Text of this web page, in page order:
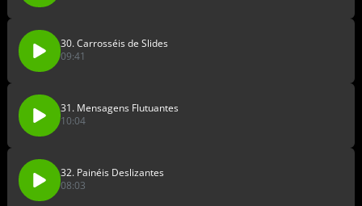
30. Carrosséis de Slides
09:41
31. Mensagens Flutuantes
10:04
32. Painéis Deslizantes
08:03